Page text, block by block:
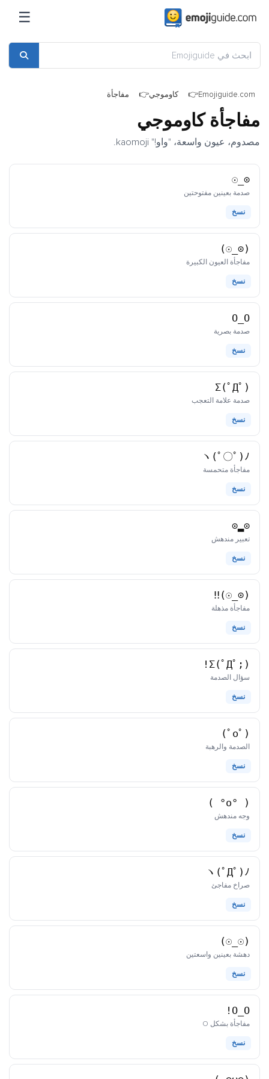
☰
Emojiguide.com كاوموجي مفاجأة
مفاجأة كاوموجي
مصدوم، عيون واسعة، "واو!" kaomoji.
⊙_☉
صدمة بعينين مفتوحتين
نسخ
(⊙_☉)
مفاجأة العيون الكبيرة
نسخ
O_O
صدمة بصرية
نسخ
Σ(ﾟДﾟ)
صدمة علامة التعجبكاوموجي
نسخ
ヽ(ﾟ〇ﾟ)ﾉ
مفاجأة متحمسة
نسخ
⊙▂⊙
تعبير مندهش
نسخ
(⊙_☉)‼
مفاجأة مذهلة
نسخ
Σ(ﾟДﾟ;)!
سؤال الصدمة
نسخ
(ﾟoﾟ)
الصدمة والرهبة
نسخ
( °o° )
وجه مندهش
نسخ
ヽ(ﾟДﾟ)ﾉ
صراخ مفاجئكاوموجي
نسخ
(☉_☉)
دهشة بعينين واسعتين
نسخ
O_O!
مفاجأة بشكل O
نسخ